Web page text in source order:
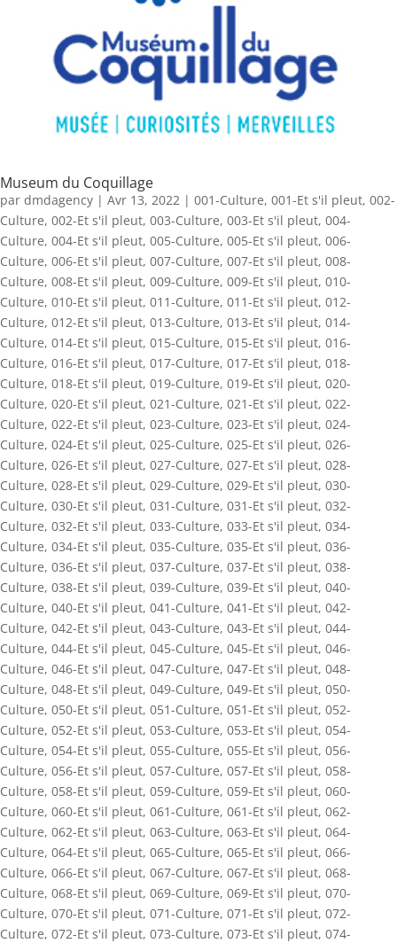
Museum du Coquillage
par dmdagency | Avr 13, 2022 | 001-Culture, 001-Et s'il pleut, 002-
Culture, 002-Et s'il pleut, 003-Culture, 003-Et s'il pleut, 004-
Culture, 004-Et s'il pleut, 005-Culture, 005-Et s'il pleut, 006-
Culture, 006-Et s'il pleut, 007-Culture, 007-Et s'il pleut, 008-
Culture, 008-Et s'il pleut, 009-Culture, 009-Et s'il pleut, 010-
Culture, 010-Et s'il pleut, 011-Culture, 011-Et s'il pleut, 012-
Culture, 012-Et s'il pleut, 013-Culture, 013-Et s'il pleut, 014-
Culture, 014-Et s'il pleut, 015-Culture, 015-Et s'il pleut, 016-
Culture, 016-Et s'il pleut, 017-Culture, 017-Et s'il pleut, 018-
Culture, 018-Et s'il pleut, 019-Culture, 019-Et s'il pleut, 020-
Culture, 020-Et s'il pleut, 021-Culture, 021-Et s'il pleut, 022-
Culture, 022-Et s'il pleut, 023-Culture, 023-Et s'il pleut, 024-
Culture, 024-Et s'il pleut, 025-Culture, 025-Et s'il pleut, 026-
Culture, 026-Et s'il pleut, 027-Culture, 027-Et s'il pleut, 028-
Culture, 028-Et s'il pleut, 029-Culture, 029-Et s'il pleut, 030-
Culture, 030-Et s'il pleut, 031-Culture, 031-Et s'il pleut, 032-
Culture, 032-Et s'il pleut, 033-Culture, 033-Et s'il pleut, 034-
Culture, 034-Et s'il pleut, 035-Culture, 035-Et s'il pleut, 036-
Culture, 036-Et s'il pleut, 037-Culture, 037-Et s'il pleut, 038-
Culture, 038-Et s'il pleut, 039-Culture, 039-Et s'il pleut, 040-
Culture, 040-Et s'il pleut, 041-Culture, 041-Et s'il pleut, 042-
Culture, 042-Et s'il pleut, 043-Culture, 043-Et s'il pleut, 044-
Culture, 044-Et s'il pleut, 045-Culture, 045-Et s'il pleut, 046-
Culture, 046-Et s'il pleut, 047-Culture, 047-Et s'il pleut, 048-
Culture, 048-Et s'il pleut, 049-Culture, 049-Et s'il pleut, 050-
Culture, 050-Et s'il pleut, 051-Culture, 051-Et s'il pleut, 052-
Culture, 052-Et s'il pleut, 053-Culture, 053-Et s'il pleut, 054-
Culture, 054-Et s'il pleut, 055-Culture, 055-Et s'il pleut, 056-
Culture, 056-Et s'il pleut, 057-Culture, 057-Et s'il pleut, 058-
Culture, 058-Et s'il pleut, 059-Culture, 059-Et s'il pleut, 060-
Culture, 060-Et s'il pleut, 061-Culture, 061-Et s'il pleut, 062-
Culture, 062-Et s'il pleut, 063-Culture, 063-Et s'il pleut, 064-
Culture, 064-Et s'il pleut, 065-Culture, 065-Et s'il pleut, 066-
Culture, 066-Et s'il pleut, 067-Culture, 067-Et s'il pleut, 068-
Culture, 068-Et s'il pleut, 069-Culture, 069-Et s'il pleut, 070-
Culture, 070-Et s'il pleut, 071-Culture, 071-Et s'il pleut, 072-
Culture, 072-Et s'il pleut, 073-Culture, 073-Et s'il pleut, 074-